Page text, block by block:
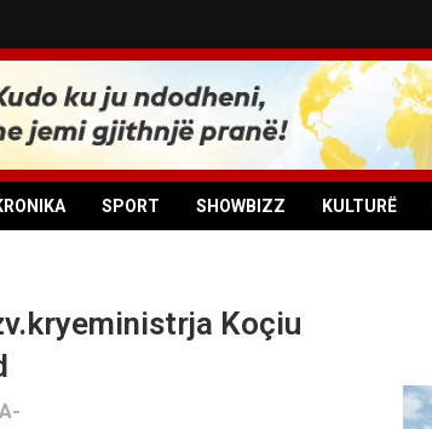
SPORT SHOWBIZZ KULTURË
Koçiu
A-